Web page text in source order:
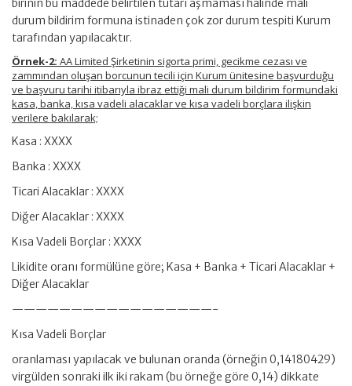
birinin bu maddede belirtilen tutarı aşmaması halinde mali
durum bildirim formuna istinaden çok zor durum tespiti Kurum
tarafından yapılacaktır.
Örnek-2: AA Limited Şirketinin sigorta primi, gecikme cezası ve
zammından oluşan borcunun tecili için Kurum ünitesine başvurduğu
ve başvuru tarihi itibarıyla ibraz ettiği mali durum bildirim formundaki
kasa, banka, kısa vadeli alacaklar ve kısa vadeli borçlara ilişkin
verilere bakılarak;
Kasa : XXXX
Banka : XXXX
Ticari Alacaklar : XXXX
Diğer Alacaklar : XXXX
Kısa Vadeli Borçlar : XXXX
Likidite oranı formülüne göre; Kasa + Banka + Ticari Alacaklar +
Diğer Alacaklar
—————————————————-
Kısa Vadeli Borçlar
oranlaması yapılacak ve bulunan oranda (örneğin 0,14180429)
virgülden sonraki ilk iki rakam (bu örneğe göre 0,14) dikkate